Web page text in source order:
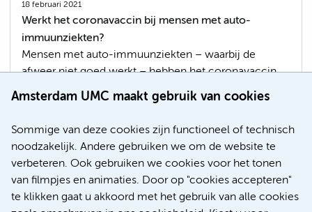
Amsterdam UMC maakt gebruik van cookies
Sommige van deze cookies zijn functioneel of technisch
noodzakelijk. Andere gebruiken we om de website te
verbeteren. Ook gebruiken we cookies voor het tonen
van filmpjes en animaties. Door op "cookies accepteren"
te klikken gaat u akkoord met het gebruik van alle cookies
18 februari 2021
Werkt het coronavaccin bij mensen met auto-
immuunziekten?
Mensen met auto-immuunziekten – waarbij de
afweer niet goed werkt – hebben het coronavaccin
hard nodig. Maar beschermt het hen wel genoeg? En
wat als hun ziekte juist opflakkert door het vaccin?
patiënten.
covid-19 Vaccinaties Afweer Multiple sclerose (MS)